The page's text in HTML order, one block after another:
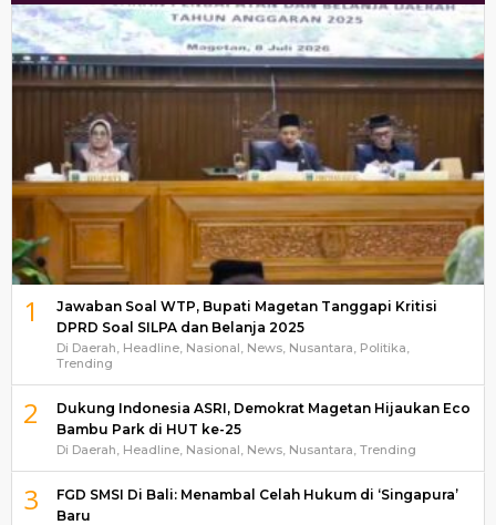
1
Jawaban Soal WTP, Bupati Magetan Tanggapi Kritisi
DPRD Soal SILPA dan Belanja 2025
Di Daerah, Headline, Nasional, News, Nusantara, Politika,
Trending
2
Dukung Indonesia ASRI, Demokrat Magetan Hijaukan Eco
Bambu Park di HUT ke-25
Di Daerah, Headline, Nasional, News, Nusantara, Trending
3
FGD SMSI Di Bali: Menambal Celah Hukum di ‘Singapura’
Baru